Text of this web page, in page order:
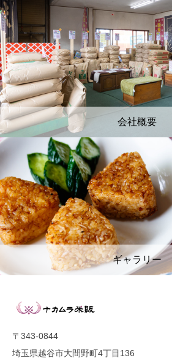
会社概要
ギャラリー
〒343-0844
埼玉県越谷市大間野町4丁目136